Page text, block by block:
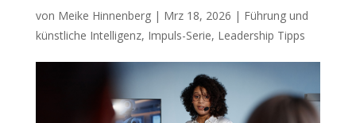
von Meike Hinnenberg| Mrz 18, 2026 | Führung und
künstliche Intelligenz, Impuls-Serie, Leadership Tipps